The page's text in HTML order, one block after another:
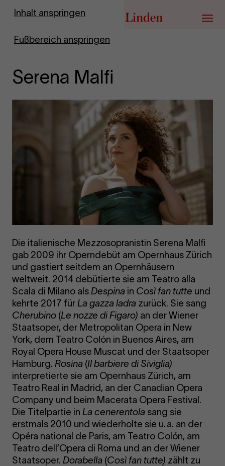
Inhalt anspringen
Fußbereich anspringen
Zur Startseite
Menü
Serena Malfi
Die italienische Mezzosopranistin Serena Malfi
gab 2009 ihr Operndebüt am Opernhaus Zürich
und gastiert seitdem an Opernhäusern
weltweit. 2014 debütierte sie am Teatro alla
Scala di Milano als Despina in Così fan tutte und
kehrte 2017 für La gazza ladra zurück. Sie sang
Cherubino (Le nozze di Figaro) an der Wiener
Staatsoper, der Metropolitan Opera in New
York, dem Teatro Colón in Buenos Aires, am
Royal Opera House Muscat und der Staatsoper
Hamburg. Rosina (Il barbiere di Siviglia)
interpretierte sie am Opernhaus Zürich, am
Teatro Real in Madrid, an der Canadian Opera
Company und beim Macerata Opera Festival.
Die Titelpartie in La cenerentola sang sie
erstmals 2010 und wiederholte sie u. a. an der
Opéra national de Paris, am Teatro Colón, am
Teatro dell’Opera di Roma und an der Wiener
Staatsoper. Dorabella (Così fan tutte) zählt zu